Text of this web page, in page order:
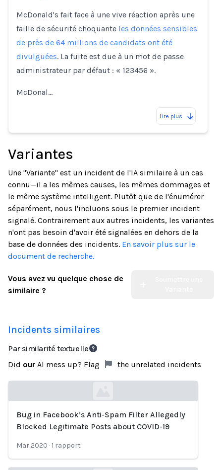
McDonald's fait face à une vive réaction après une
faille de sécurité choquante les données sensibles
de près de 64 millions de candidats ont été
divulguées. La fuite est due à un mot de passe
administrateur par défaut : « 123456 ».
McDonal…
Lire plus
Variantes
Une "Variante" est un incident de l'IA similaire à un cas
connu—il a les mêmes causes, les mêmes dommages et
le même système intelligent. Plutôt que de l'énumérer
séparément, nous l'incluons sous le premier incident
signalé. Contrairement aux autres incidents, les variantes
n'ont pas besoin d'avoir été signalées en dehors de la
base de données des incidents. En savoir plus sur le
document de recherche.
Vous avez vu quelque chose de
similaire ?
Incidents similaires
Par similarité textuelle
Did our AI mess up? Flag the unrelated incidents
Loading...
Bug in Facebook’s Anti-Spam Filter Allegedly
Blocked Legitimate Posts about COVID-19
Mar 2020 ·1 rapport